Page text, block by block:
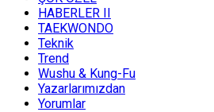
HABERLER II
TAEKWONDO
Teknik
Trend
Wushu & Kung-Fu
Yazarlarımızdan
Yorumlar